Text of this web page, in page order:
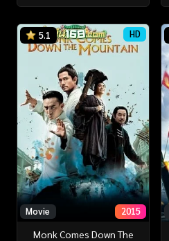
5.1 HD
Movie 2015
Monk Comes Down The